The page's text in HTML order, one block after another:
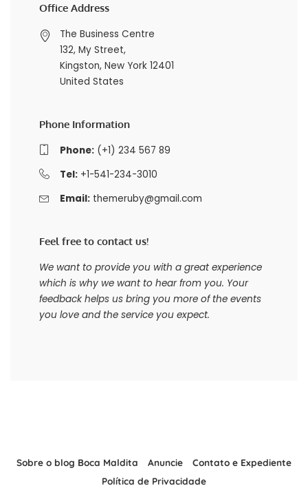
Office Address
The Business Centre
132, My Street,
Kingston, New York 12401
United States
Phone Information
Phone:(+1) 234 567 89
Tel:+1-541-234-3010
Email: themeruby@gmail.com
Feel free to contact us!
We want to provide you with a great experience
which is why we want to hear from you. Your
feedback helps us bring you more of the events
you love and the service you expect.
Sobre o blog Boca Maldita Anuncie
Contato e Expediente
Política de Privacidade